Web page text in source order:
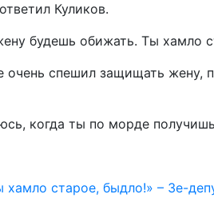
Куликов.
будешь обижать. Ты хамло
спешил защищать жену,
когда ты по морде
хамло старое, быдло!» – Зе-